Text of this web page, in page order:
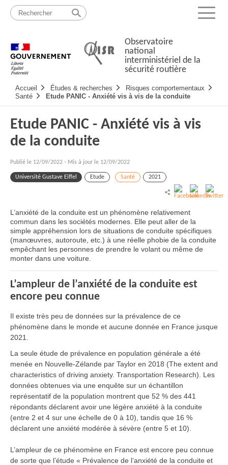
Passer
contenu
Menu
Observatoire
national
interministériel de la
sécurité routière
principale
Accueil Études & recherches
Risques comportementaux
Santé
Etude PANIC - Anxiété vis à vis de la conduite
Etude PANIC - Anxiété vis à vis
de la conduite
Publié le 12/09/2022 - Mis à jour le 12/09/2022
Université Gustave Eiffel Etude Santé 2021
L’anxiété de la conduite est un phénomène relativement
commun dans les sociétés modernes. Elle peut aller de la
simple appréhension lors de situations de conduite spécifiques
(manœuvres, autoroute, etc.) à une réelle phobie de la conduite
empêchant les personnes de prendre le volant ou même de
monter dans une voiture.
L’ampleur de l’anxiété de la conduite est
encore peu connue
Il existe très peu de données sur la prévalence de ce
phénomène dans le monde et aucune donnée en France jusque
2021.
La seule étude de prévalence en population générale a été
menée en Nouvelle-Zélande par Taylor en 2018 (The extent and
characteristics of driving anxiety. Transportation Research). Les
données obtenues via une enquête sur un échantillon
représentatif de la population montrent que 52 % des 441
répondants déclarent avoir une légère anxiété à la conduite
(entre 2 et 4 sur une échelle de 0 à 10), tandis que 16 %
déclarent une anxiété modérée à sévère (entre 5 et 10).
L’ampleur de ce phénomène en France est encore peu connue
de sorte que l’étude « Prévalence de l’anxiété de la conduite et